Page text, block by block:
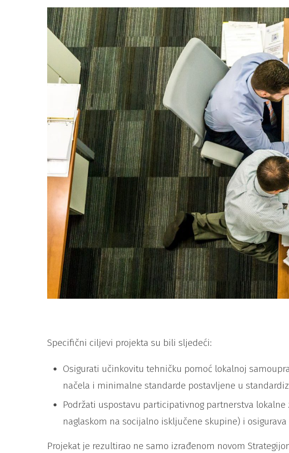
Specifični ciljevi projekta su bili sljedeći:
Osigurati učinkovitu tehničku pomoć lokalnoj
načela i minimalne standarde postavljene u
Podržati uspostavu participativnog partnerstva
naglaskom na socijalno isključene skupine) i
Projekat je rezultirao ne samo izrađenom novom